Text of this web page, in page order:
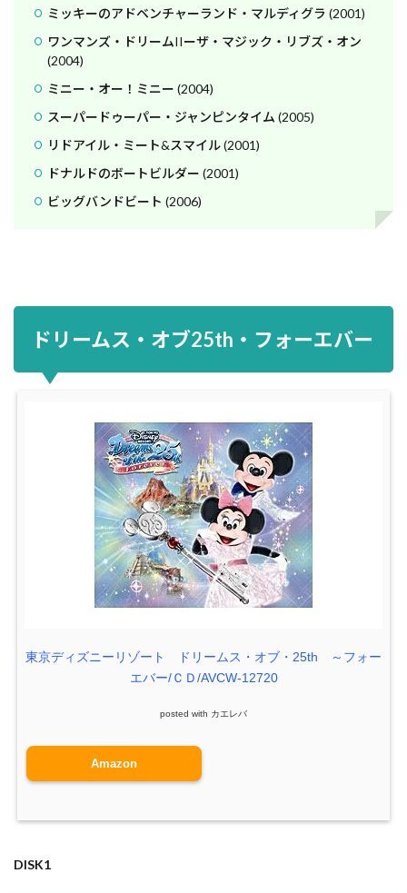
ミッキーのアドベンチャーランド・マルディグラ (2001)
ワンマンズ・ドリームIIーザ・マジック・リブズ・オン
(2004)
ミニー・オー！ミニー (2004)
スーパードゥーパー・ジャンピンタイム (2005)
リドアイル・ミート&スマイル (2001)
ドナルドのボートビルダー (2001)
ビッグバンドビート (2006)
ドリームス・オブ25th・フォーエバー
東京ディズニーリゾート ドリームス・オブ・25th ～フォー
エバー/ＣＤ/AVCW-12720
posted with カエレバ
Amazon
DISK1